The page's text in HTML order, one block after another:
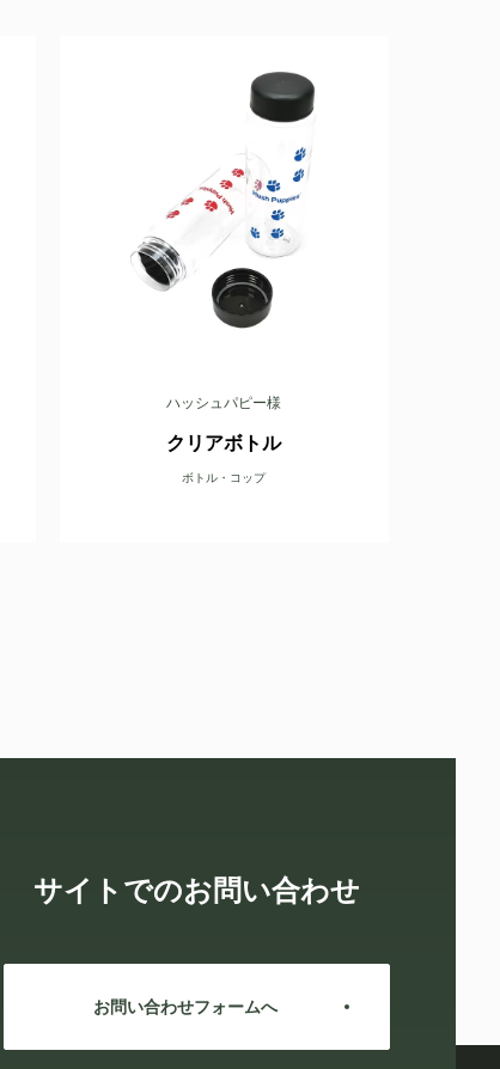
ハッシュパピー様
クリアボトル
ボトル・コップ
サイトでのお問い合わせ
お問い合わせフォームへ